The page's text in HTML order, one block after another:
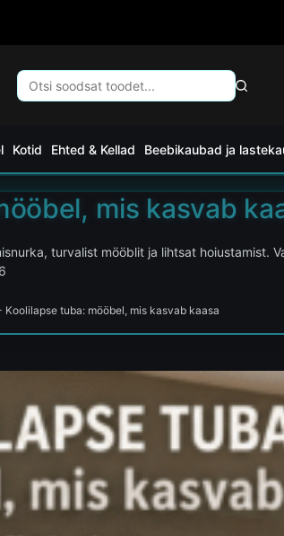
Kotid Ehted & Kellad Beebikaubad ja
mis kasvab
turvalist mööblit ja lihtsat hoiustamist.
Koolilapse tuba: mööbel, mis kasvab kaasa